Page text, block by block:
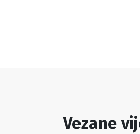
Vezane